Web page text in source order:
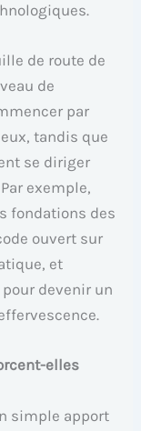
de route de
de
par
tandis que
se diriger
exemple,
fondations des
ouvert sur
et
devenir un
elles
simple apport